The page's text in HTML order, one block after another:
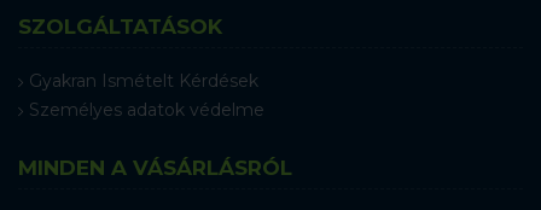
SZOLGÁLTATÁSOK
Gyakran Ismételt Kérdések
Személyes adatok védelme
MINDEN A VÁSÁRLÁSRÓL